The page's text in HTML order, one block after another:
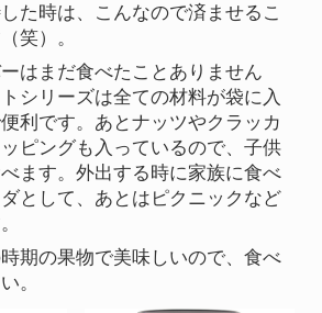
た時は、こんなので済ませるこ
笑）。
はまだ食べたことありません
シリーズは全ての材料が袋に入
利です。あとナッツやクラッカ
ピングも入っているので、子供
ます。外出する時に家族に食べ
として、あとはピクニックなど
期の果物で美味しいので、食べ
。